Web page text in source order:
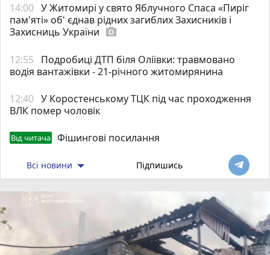
14:00 У Житомирі у свято Яблучного Спаса «Пиріг
пам'яті» об' єднав рідних загиблих Захисників і
Захисниць України photo_camera
12:55
Подробиці ДТП біля Оліївки: травмовано
водія вантажівки - 21-річного житомирянина
12:40 У Коростенському ТЦК під час проходження
ВЛК помер чоловік
Від читача Фішингові посилання
Всі новини Підпишись